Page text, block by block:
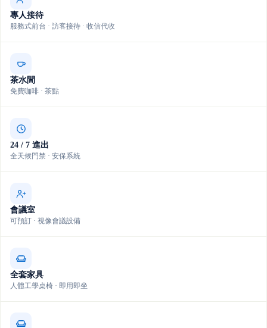
專人接待
服務式前台 · 訪客接待 · 收信代收
茶水間
免費咖啡 · 茶點
24 / 7 進出
全天候門禁 · 安保系統
會議室
可預訂 · 視像會議設備
全套家具
人體工學桌椅 · 即用即坐